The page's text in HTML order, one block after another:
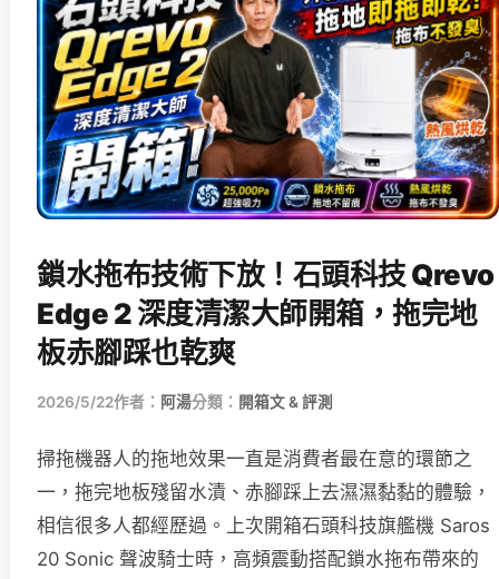
鎖水拖布技術下放！石頭科技 Qrevo
Edge 2 深度清潔大師開箱，拖完地
板赤腳踩也乾爽
2026/5/22作者： 阿湯分類： 開箱文 & 評測
掃拖機器人的拖地效果一直是消費者最在意的環節之
一，拖完地板殘留水漬、赤腳踩上去濕濕黏黏的體驗，
相信很多人都經歷過。上次開箱石頭科技旗艦機 Saros
20 Sonic 聲波騎士時，高頻震動搭配鎖水拖布帶來的